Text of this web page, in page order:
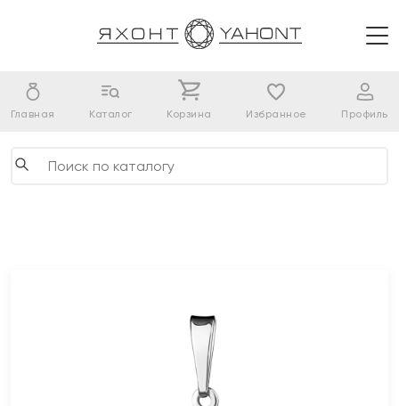
Главная Каталог Корзина Избранное Профиль